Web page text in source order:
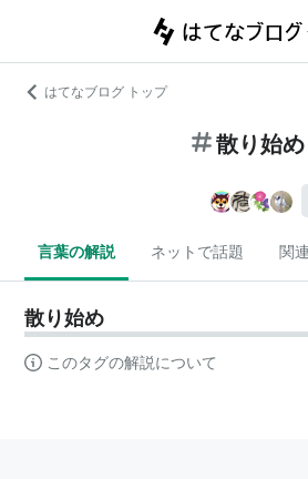
はてなブログ トップ
散り始め
言葉の解説 ネットで話題 関
散り始め
このタグの解説について